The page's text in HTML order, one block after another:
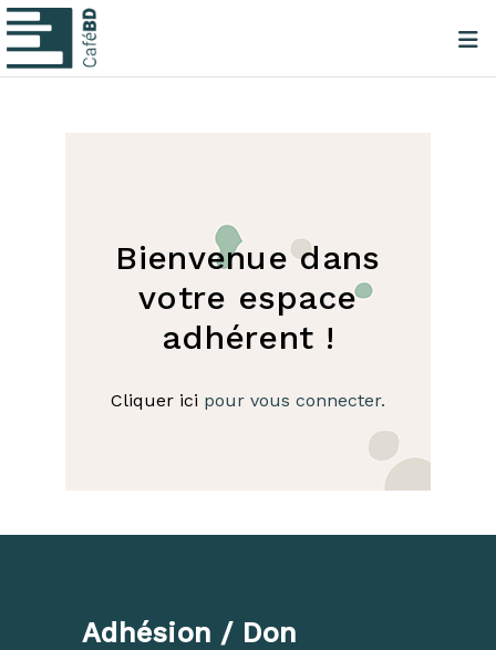
Bienvenue dans
votre espace
adhérent !
Cliquer ici pour vous connecter.
Adhésion / Don